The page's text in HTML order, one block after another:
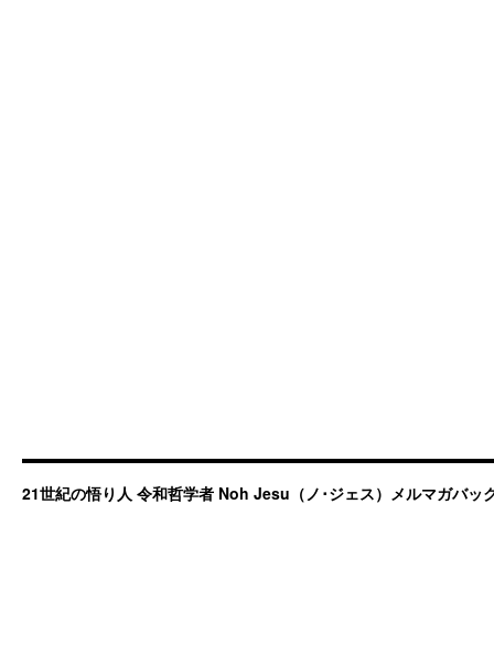
21世紀の悟り人 令和哲学者 Noh Jesu（ノ･ジェス）メルマガバッ